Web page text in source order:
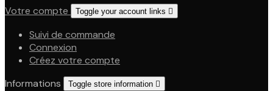
Votre compte
Toggle your account links 
Suivi de commande
Connexion
Créez votre compte
Informations
Toggle store information 